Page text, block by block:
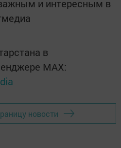
и интересным в
в
MАХ:
новости